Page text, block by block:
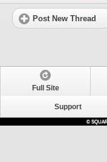
Post New Thread
Full Site
Support
©